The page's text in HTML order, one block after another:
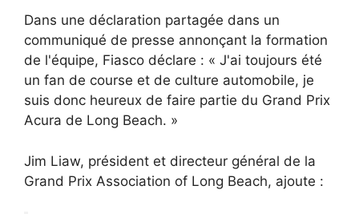
Dans une déclaration partagée dans un
communiqué de presse annonçant la formation
de l'équipe, Fiasco déclare : « J'ai toujours été
un fan de course et de culture automobile, je
suis donc heureux de faire partie du Grand Prix
Acura de Long Beach. »
Jim Liaw, président et directeur général de la
Grand Prix Association of Long Beach, ajoute :